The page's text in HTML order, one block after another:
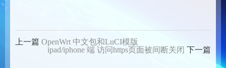
上一篇 OpenWrt 中文包和LuCI模版
ipad/iphone 端 访问https页面被间断关闭 下一篇